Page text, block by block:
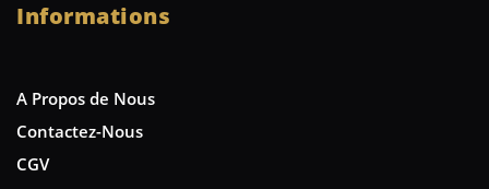
Informations
A Propos de Nous
Contactez-Nous
CGV